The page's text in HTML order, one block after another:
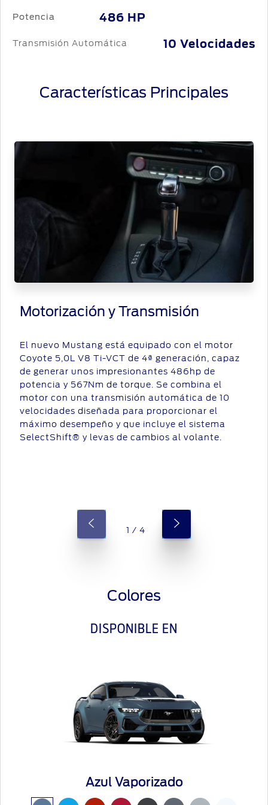
Potencia 486 HP
Transmisión Automática 10 Velocidades
Características Principales
Motorización y Transmisión
El nuevo Mustang está equipado con el motor
Coyote 5,0L V8 Ti-VCT de 4ª generación, capaz
de generar unos impresionantes 486hp de
potencia y 567Nm de torque. Se combina el
motor con una transmisión automática de 10
velocidades diseñada para proporcionar el
máximo desempeño y que incluye el sistema
SelectShift® y levas de cambios al volante.
1 / 4
Colores
DISPONIBLE EN
Azul Vaporizado